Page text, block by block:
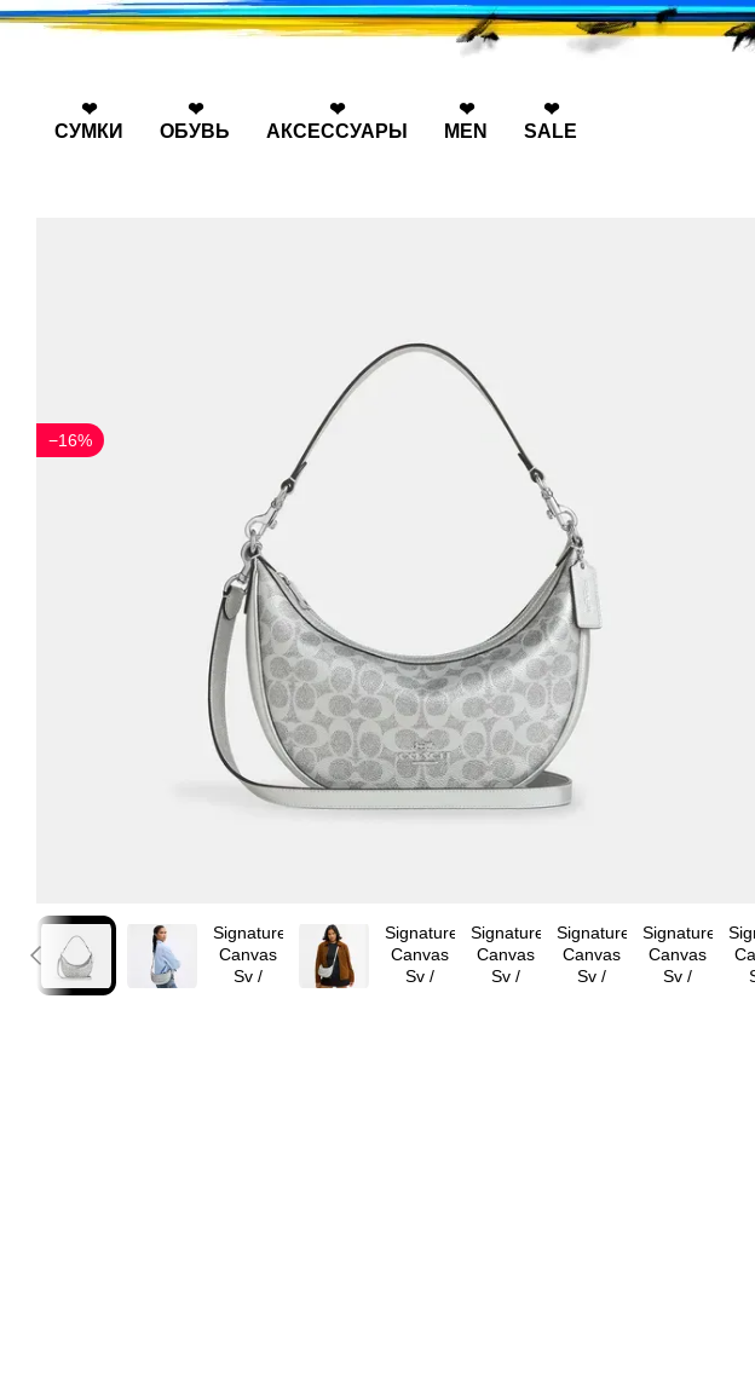
Перейти к основному контенту
❤
СУМКИ
❤
ОБУВЬ
❤
АКСЕССУАРЫ
❤
MEN
❤
SALE
−16%